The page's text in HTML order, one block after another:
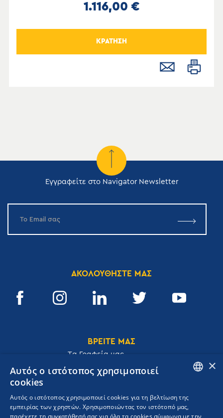
1.116,00 €
ΚΡΑΤΗΣΗ
Εγγραφείτε στο Navigator Newsletter
ΑΚΟΛΟΥΘΗΣΤΕ ΜΑΣ
ΒΡΕΙΤΕ ΜΑΣ
Tα Γραφεία μας
Ακαδημίας 32, 106 72, Αθήνα, Ελλάδα
T. +30 210 3609801 GREEK
×
Αυτός ο ιστότοπος χρησιμοποιεί
cookies
Αυτός ο ιστότοπος χρησιμοποιεί cookies για τη βελτίωση της
εμπειρίας των χρηστών. Χρησιμοποιώντας τον ιστότοπό μας,
παρέχετε τη συγκατάθεσή σας για όλα τα cookies σύμφωνα με την